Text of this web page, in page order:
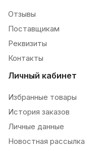
Отзывы
Поставщикам
Реквизиты
Контакты
Личный кабинет
Избранные товары
История заказов
Личные данные
Новостная рассылка